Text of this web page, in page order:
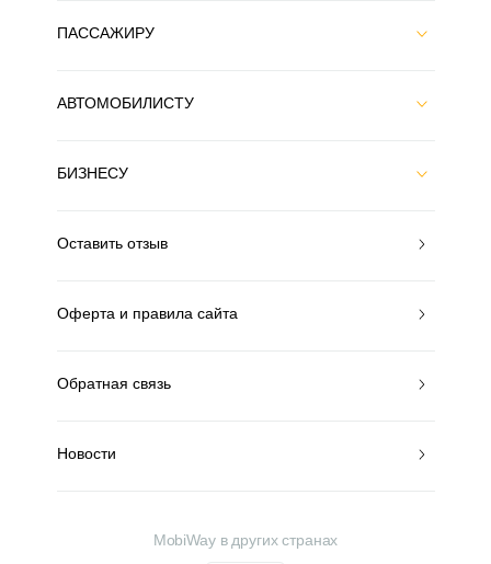
ПАССАЖИРУ
АВТОМОБИЛИСТУ
БИЗНЕСУ
Оставить отзыв
Оферта и правила сайта
Обратная связь
Новости
MobiWay в других странах